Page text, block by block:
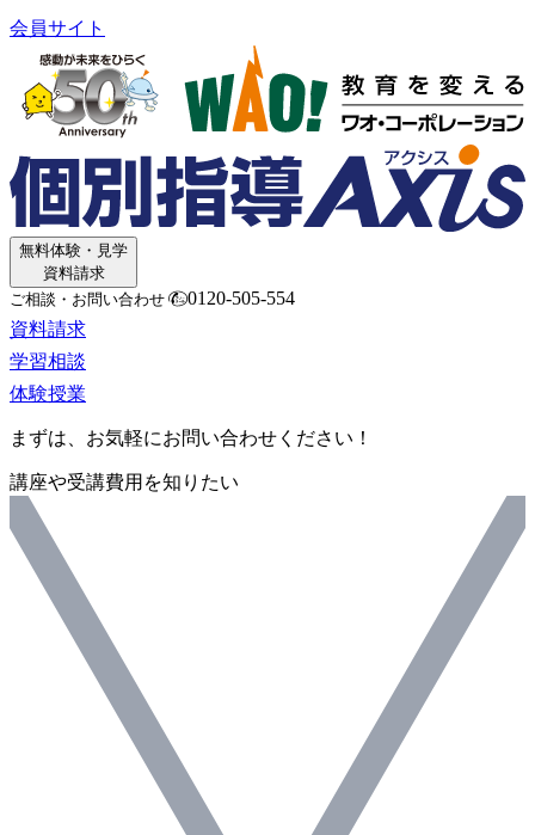
会員サイト
無料体験・見学
資料請求
ご相談・お問い合わせ
0120-505-554
資料請求
学習相談
体験授業
まずは、お気軽にお問い合わせください！
講座や受講費用を知りたい